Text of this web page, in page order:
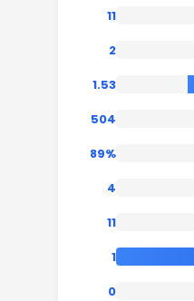
11
2
1.53
504
89%
4
11
1
0